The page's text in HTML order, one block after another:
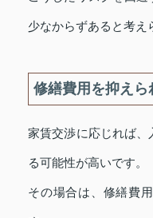
少なからずあると考え
修繕費用を抑えら
家賃交渉に応じれば、
る可能性が高いです。
その場合は、修繕費